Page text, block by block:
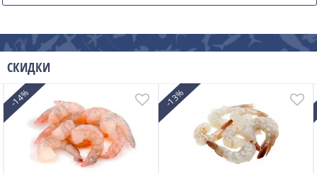
СКИДКИ
-14% -13%